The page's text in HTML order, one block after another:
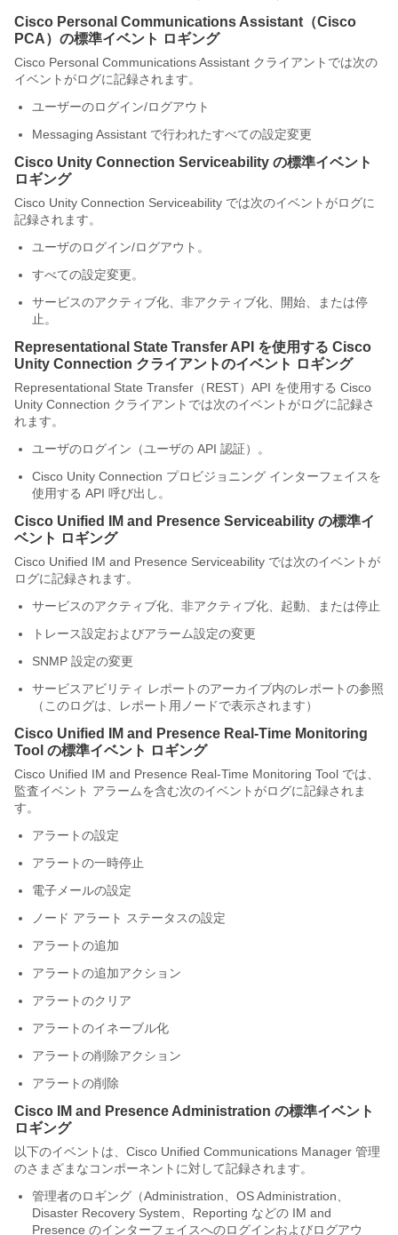
Cisco Personal Communications Assistant（Cisco
PCA）の標準イベント ロギング
Cisco Personal Communications Assistant クライアントでは次の
イベントがログに記録されます。
ユーザーのログイン/ログアウト
Messaging Assistant で行われたすべての設定変更
Cisco Unity Connection Serviceability の標準イベント
ロギング
Cisco Unity Connection Serviceability では次のイベントがログに
記録されます。
ユーザのログイン/ログアウト。
すべての設定変更。
サービスのアクティブ化、非アクティブ化、開始、または停
止。
Representational State Transfer API を使用する Cisco
Unity Connection クライアントのイベント ロギング
Representational State Transfer（REST）API を使用する Cisco
Unity Connection クライアントでは次のイベントがログに記録さ
れます。
ユーザのログイン（ユーザの API 認証）。
Cisco Unity Connection プロビジョニング インターフェイスを
使用する API 呼び出し。
Cisco Unified IM and Presence Serviceability の標準イ
ベント ロギング
Cisco Unified IM and Presence Serviceability では次のイベントが
ログに記録されます。
サービスのアクティブ化、非アクティブ化、起動、または停止
トレース設定およびアラーム設定の変更
SNMP 設定の変更
サービスアビリティ レポートのアーカイブ内のレポートの参照
（このログは、レポート用ノードで表示されます）
Cisco Unified IM and Presence Real-Time Monitoring
Tool の標準イベント ロギング
Cisco Unified IM and Presence Real-Time Monitoring Tool では、
監査イベント アラームを含む次のイベントがログに記録されま
す。
アラートの設定
アラートの一時停止
電子メールの設定
ノード アラート ステータスの設定
アラートの追加
アラートの追加アクション
アラートのクリア
アラートのイネーブル化
アラートの削除アクション
アラートの削除
Cisco IM and Presence Administration の標準イベント
ロギング
以下のイベントは、Cisco Unified Communications Manager 管理
のさまざまなコンポーネントに対して記録されます。
管理者のロギング（Administration、OS Administration、
Disaster Recovery System、Reporting などの IM and
Presence のインターフェイスへのログインおよびログアウ